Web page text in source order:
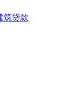
筑贷款